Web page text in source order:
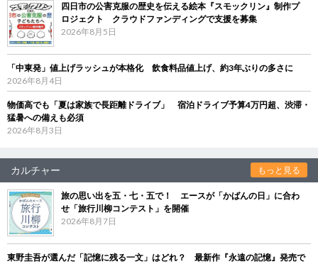
四日市の公害克服の歴史を伝える絵本『スモックリン』制作プ
ロジェクト クラウドファンディングで支援を募集
2026年8月5日
「中東発」値上げラッシュが本格化 飲食料品値上げ、約3年ぶりの多さに
2026年8月4日
物価高でも「夏は家族で長距離ドライブ」 宿泊ドライブ予算4万円超、渋滞・
猛暑への備えも必須
2026年8月3日
カルチャー もっと見る
旅の思い出を五・七・五で！ エースが「かばんの日」に合わ
せ「旅行川柳コンテスト」を開催
2026年8月7日
東野圭吾が選んだ「記憶に残る一文」はどれ？ 最新作『永遠の記憶』発売で